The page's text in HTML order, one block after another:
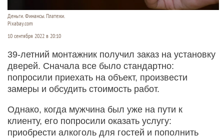
Деньги. Финансы. Платежи.
Pixabay.com
10 сентября 2022 в 20:10
39-летний монтажник получил заказ на установку
дверей. Сначала все было стандартно:
попросили приехать на объект, произвести
замеры и обсудить стоимость работ.
Однако, когда мужчина был уже на пути к
клиенту, его попросили оказать услугу:
приобрести алкоголь для гостей и пополнить